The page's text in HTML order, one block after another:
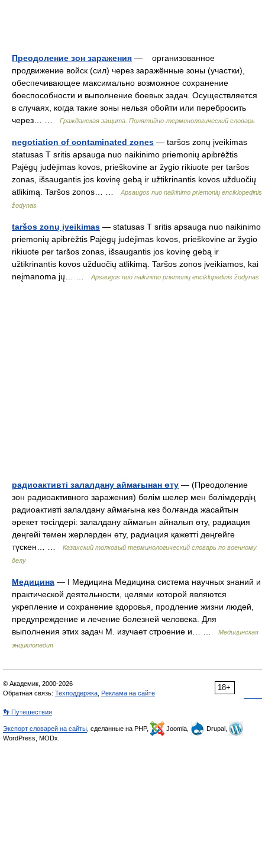
Преодоление зон заражения — организованное
продвижение войск (сил) через заражённые зоны (участки),
обеспечивающее максимально возможное сохранение
боеспособности и выполнение боевых задач. Осуществляется
в случаях, когда такие зоны нельзя обойти или перебросить
через… …
Гражданская защита. Понятийно-терминологический словарь
negotiation of contaminated zones — taršos zonų įveikimas
statusas T sritis apsauga nuo naikinimo priemonių apibrėžtis
Pajėgų judėjimas kovos, prieškovine ar žygio rikiuote per taršos
zonas, išsaugantis jos kovinę gebą ir užtikrinantis kovos užduočių
atlikimą. Taršos zonos… …
Apsaugos nuo naikinimo priemonių enciklopedinis
žodynas
taršos zonų įveikimas — statusas T sritis apsauga nuo naikinimo
priemonių apibrėžtis Pajėgų judėjimas kovos, prieškovine ar žygio
rikiuote per taršos zonas, išsaugantis jos kovinę gebą ir
užtikrinantis kovos užduočių atlikimą. Taršos zonos įveikiamos, kai
neįmanoma jų… …
Apsaugos nuo naikinimo priemonių enciklopedinis žodynas
радиоактивті залалдану аймағынан өту — (Преодоление
зон радиоактивного заражения) бөлім шелер мен бөлімдердің
радиоактивті залалдану аймағына кез болғанда жасайтын
әрекет тәсілдері: залалдану аймағын айналып өту, радиация
деңгейі төмен жерлерден өту, радиация қажетті деңгейге
түскен… …
Казахский толковый терминологический словарь по военному
делу
Медицина — I Медицина Медицина система научных знаний и
практической деятельности, целями которой являются
укрепление и сохранение здоровья, продление жизни людей,
предупреждение и лечение болезней человека. Для
выполнения этих задач М. изучает строение и… …
Медицинская
энциклопедия
18+
© Академик, 2000-2026
Обратная связь: Техподдержка Реклама на сайте
👣 Путешествия
Экспорт словарей на сайты , сделанные на PHP, Joomla,
Drupal,
WordPress, MODx.